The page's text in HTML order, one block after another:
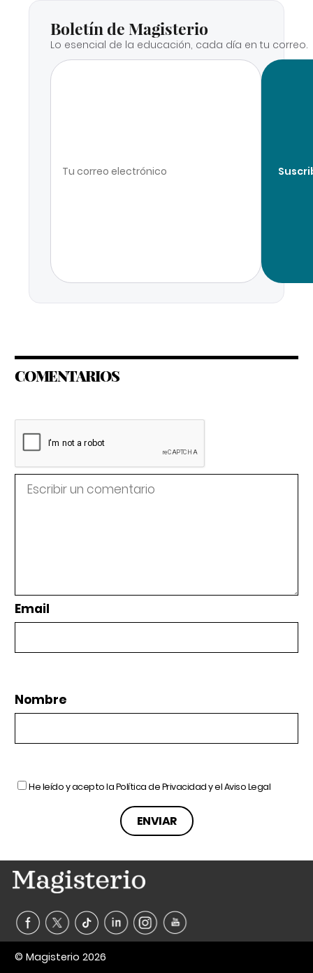
Boletín de Magisterio
Lo esencial de la educación, cada día en tu correo.
COMENTARIOS
Email
Nombre
He leído y acepto laPolítica de Privacidady elAviso Legal
© Magisterio 2026